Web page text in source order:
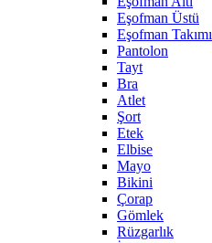
Eşofman Üstü
Eşofman Takımı
Pantolon
Tayt
Bra
Atlet
Şort
Etek
Elbise
Mayo
Bikini
Çorap
Gömlek
Rüzgarlık